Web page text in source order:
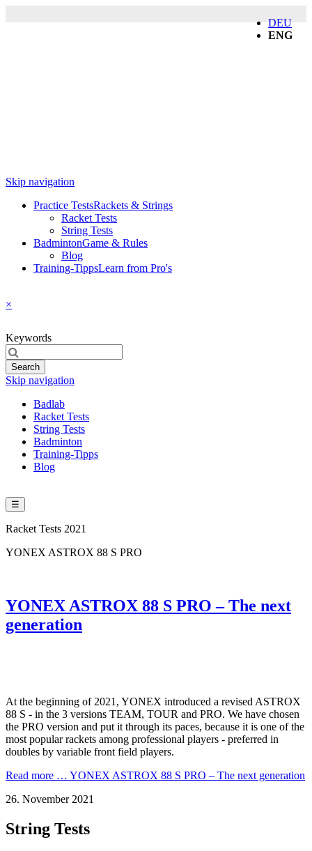
DEU
ENG
Skip navigation
Practice TestsRackets & Strings
Racket Tests
String Tests
BadmintonGame & Rules
Blog
Training-TippsLearn from Pro's
×
Keywords
Search
Skip navigation
Badlab
Racket Tests
String Tests
Badminton
Training-Tipps
Blog
☰
Racket Tests 2021
YONEX ASTROX 88 S PRO
YONEX ASTROX 88 S PRO – The next
generation
At the beginning of 2021, YONEX introduced a revised ASTROX
88 S - in the 3 versions TEAM, TOUR and PRO. We have chosen
the PRO version and put it through its paces, because it is one of the
most popular rackets among professional players - preferred in
doubles by variable front field players.
Read more … YONEX ASTROX 88 S PRO – The next generation
26. November 2021
String Tests